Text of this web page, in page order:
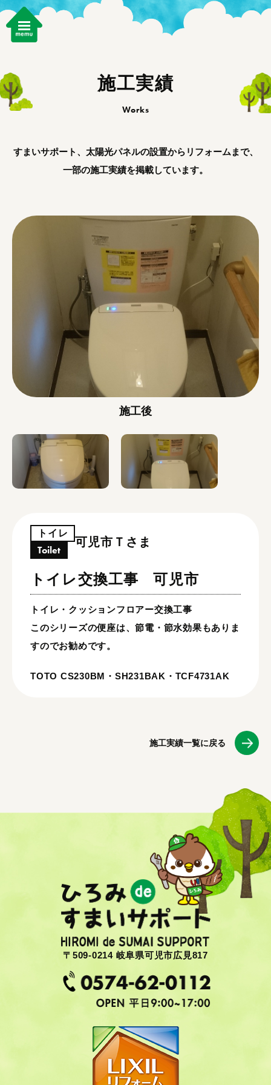
施工実績
Works
すまいサポート、太陽光パネルの設置からリフォームまで、
一部の施工実績を掲載しています。
施工後
トイレ
Toilet
可児市Ｔさま
トイレ交換工事 可児市
トイレ・クッションフロアー交換工事
このシリーズの便座は、節電・節水効果もありま
すのでお勧めです。
TOTO CS230BM・SH231BAK・TCF4731AK
施工実績一覧に戻る
〒509-0214 岐阜県可児市広見817